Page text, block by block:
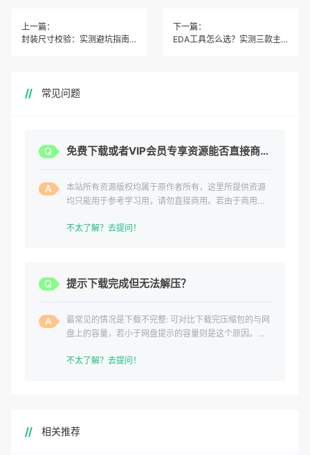
上一篇：
封装尺寸校验：实测避坑指南与最佳参数设置
下一篇：
EDA工具怎么选？实测三款主流软件避坑指南
常见问题
免费下载或者VIP会员专享资源能否直接商用？
本站所有资源版权均属于原作者所有，这里所提供资源
均只能用于参考学习用，请勿直接商用。若由于商用引
不太了解？去提问！
提示下载完成但无法解压？
最常见的情况是下载不完整: 可对比下载完压缩包的与网
盘上的容量，若小于网盘提示的容量则是这个原因。这
不太了解？去提问！
相关推荐